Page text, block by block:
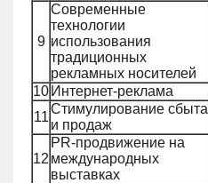
9
Современные
технологии
использования
традиционных
рекламных носителей
10 Интернет-реклама
11
Стимулирование сбыта
и продаж
12
PR-продвижение на
международных
выставках